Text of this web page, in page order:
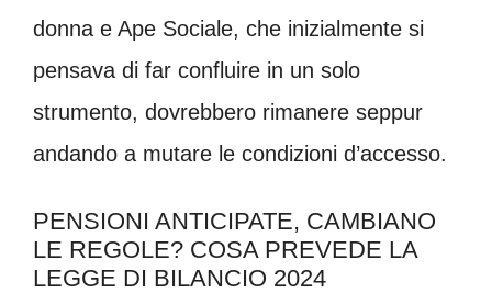
donna e Ape Sociale, che inizialmente si
pensava di far confluire in un solo
strumento, dovrebbero rimanere seppur
andando a mutare le condizioni d’accesso.
PENSIONI ANTICIPATE, CAMBIANO
LE REGOLE? COSA PREVEDE LA
LEGGE DI BILANCIO 2024